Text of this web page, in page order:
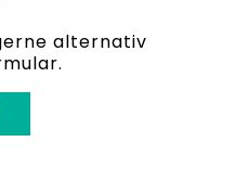
alternativ